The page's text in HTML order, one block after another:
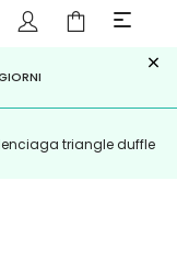
SCONTI E
×
triangle duffle